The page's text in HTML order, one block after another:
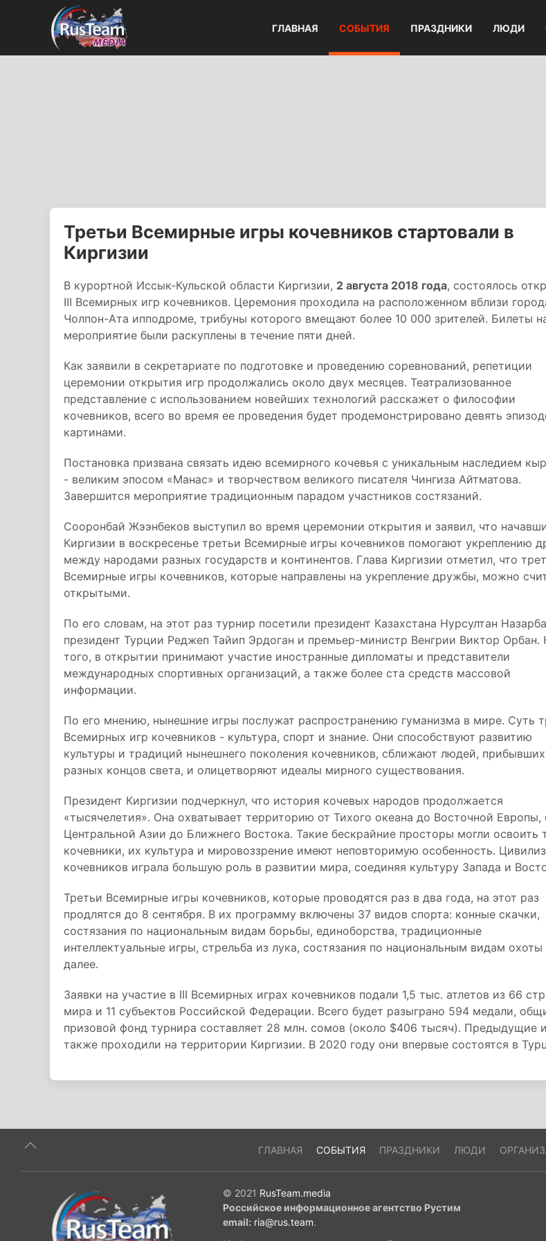
ГЛАВНАЯ СОБЫТИЯ ПРАЗДНИКИ ЛЮДИ
Третьи Всемирные игры кочевников стартовали в
Киргизии
В курортной Иссык-Кульской области Киргизии, 2 августа 2018 года, состоялось
III Всемирных игр кочевников. Церемония проходила на расположенном вблизи
Чолпон-Ата ипподроме, трибуны которого вмещают более 10 000 зрителей. Билеты
мероприятие были раскуплены в течение пяти дней.
Как заявили в секретариате по подготовке и проведению соревнований, репетиции
церемонии открытия игр продолжались около двух месяцев. Театрализованное
представление с использованием новейших технологий расскажет о философии
кочевников, всего во время ее проведения будет продемонстрировано девять
картинами.
Постановка призвана связать идею всемирного кочевья с уникальным наследием
- великим эпосом «Манас» и творчеством великого писателя Чингиза Айтматова.
Завершится мероприятие традиционным парадом участников состязаний.
Сооронбай Жээнбеков выступил во время церемонии открытия и заявил, что
Киргизии в воскресенье третьи Всемирные игры кочевников помогают укреплению
между народами разных государств и континентов. Глава Киргизии отметил, что
Всемирные игры кочевников, которые направлены на укрепление дружбы, можно
открытыми.
По его словам, на этот раз турнир посетили президент Казахстана Нурсултан
президент Турции Реджеп Тайип Эрдоган и премьер-министр Венгрии Виктор Орбан.
того, в открытии принимают участие иностранные дипломаты и представители
международных спортивных организаций, а также более ста средств массовой
информации.
По его мнению, нынешние игры послужат распространению гуманизма в мире. Суть
Всемирных игр кочевников - культура, спорт и знание. Они способствуют развитию
культуры и традиций нынешнего поколения кочевников, сближают людей,
разных концов света, и олицетворяют идеалы мирного существования.
Президент Киргизии подчеркнул, что история кочевых народов продолжается
«тысячелетия». Она охватывает территорию от Тихого океана до Восточной Европы,
Центральной Азии до Ближнего Востока. Такие бескрайние просторы могли освоить
кочевники, их культура и мировоззрение имеют неповторимую особенность.
кочевников играла большую роль в развитии мира, соединяя культуру Запада и
Третьи Всемирные игры кочевников, которые проводятся раз в два года, на этот раз
продлятся до 8 сентября. В их программу включены 37 видов спорта: конные скачки,
состязания по национальным видам борьбы, единоборства, традиционные
интеллектуальные игры, стрельба из лука, состязания по национальным видам охоты
далее.
Заявки на участие в III Всемирных играх кочевников подали 1,5 тыс. атлетов из 66
мира и 11 субъектов Российской Федерации. Всего будет разыграно 594 медали,
призовой фонд турнира составляет 28 млн. сомов (около $406 тысяч). Предыдущие
также проходили на территории Киргизии. В 2020 году они впервые состоятся в
ГЛАВНАЯ СОБЫТИЯ ПРАЗДНИКИ ЛЮДИ
© 2021 RusTeam.media
Российское информационное агентство Рустим
email: ria@rus.team.